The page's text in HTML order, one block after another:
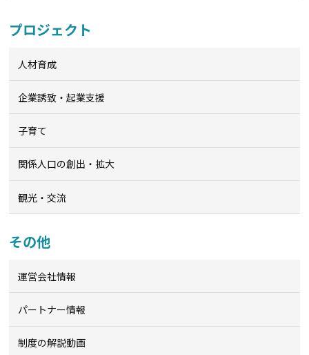
プロジェクト
人材育成
企業誘致・起業支援
子育て
関係人口の創出・拡大
観光・交流
その他
運営会社情報
パートナー情報
制度の解説動画